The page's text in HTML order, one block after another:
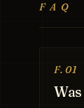
FAQ
F. 01